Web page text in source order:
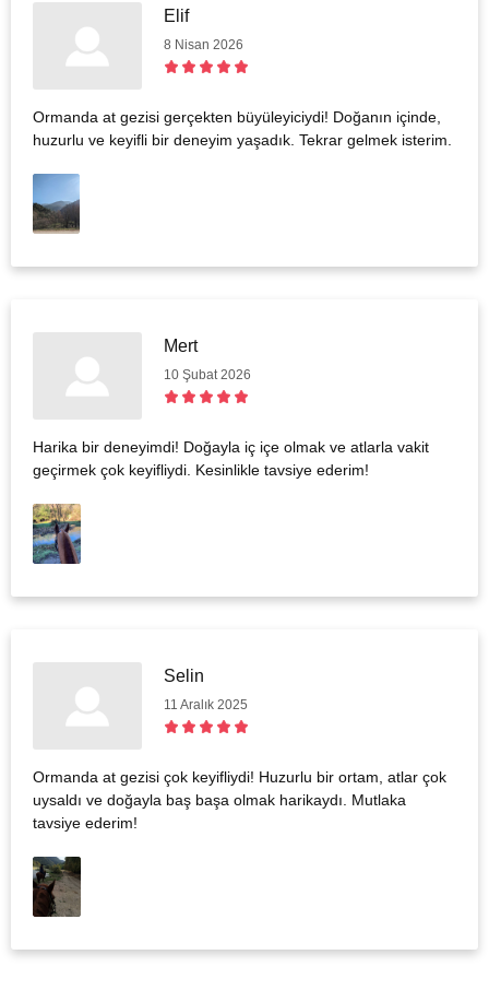
Elif
8 Nisan 2026
Ormanda at gezisi gerçekten büyüleyiciydi! Doğanın içinde,
huzurlu ve keyifli bir deneyim yaşadık. Tekrar gelmek isterim.
Mert
10 Şubat 2026
Harika bir deneyimdi! Doğayla iç içe olmak ve atlarla vakit
geçirmek çok keyifliydi. Kesinlikle tavsiye ederim!
Selin
11 Aralık 2025
Ormanda at gezisi çok keyifliydi! Huzurlu bir ortam, atlar çok
uysaldı ve doğayla baş başa olmak harikaydı. Mutlaka
tavsiye ederim!